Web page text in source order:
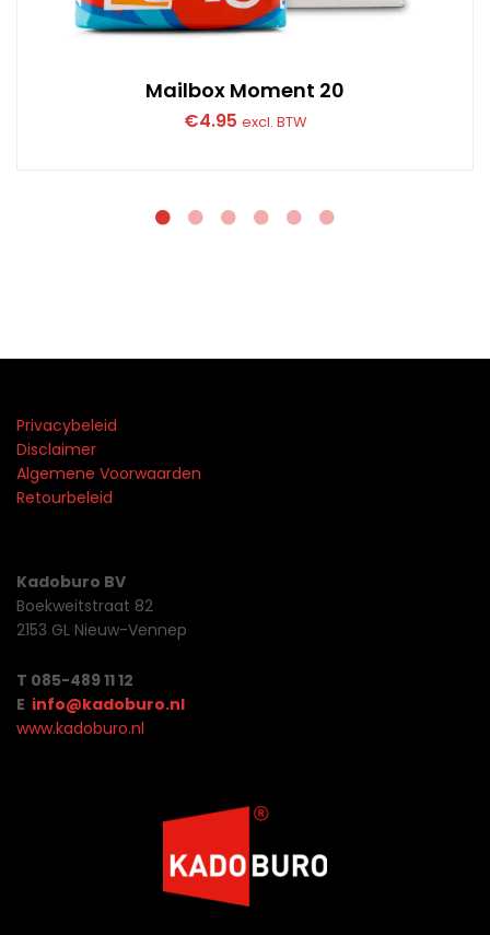
Mailbox Moment 20
€4.95 excl. BTW
Privacybeleid
Disclaimer
Algemene Voorwaarden
Retourbeleid
Kadoburo BV
Boekweitstraat 82
2153 GL Nieuw-Vennep
T 085-489 11 12
E info@kadoburo.nl
www.kadoburo.nl